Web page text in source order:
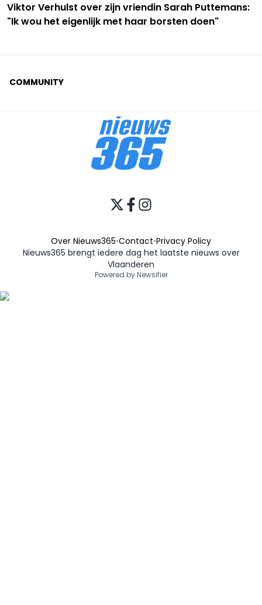
Viktor Verhulst over zijn vriendin Sarah Puttemans:
"Ik wou het eigenlijk met haar borsten doen"
COMMUNITY
Over Nieuws365•Contact•Privacy Policy
Nieuws365 brengt iedere dag het laatste nieuws over
Vlaanderen
Powered by Newsifier